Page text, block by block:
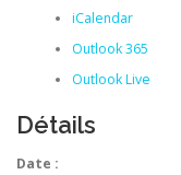
iCalendar
Outlook 365
Outlook Live
Détails
Date :